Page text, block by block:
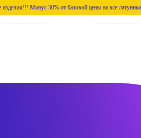
Минус 30% от базовой цены на все латунные изделия!!!